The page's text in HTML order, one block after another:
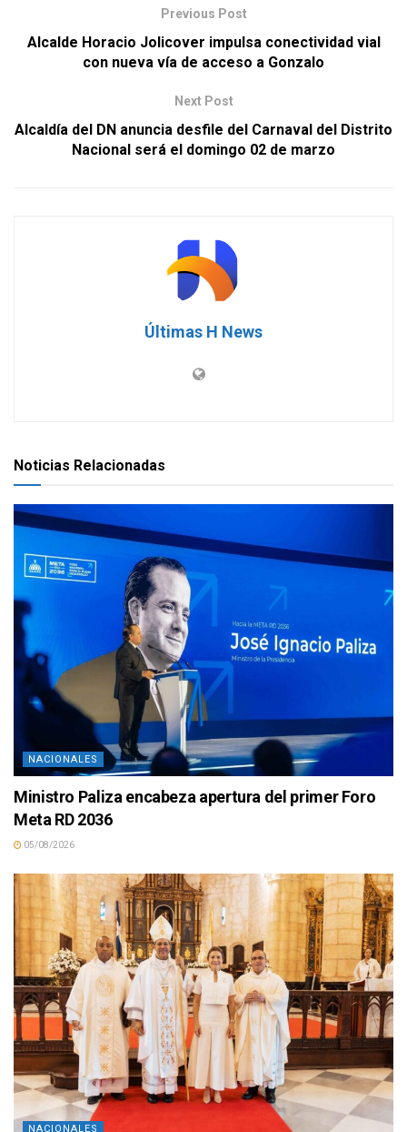
Previous Post
Alcalde Horacio Jolicover impulsa conectividad vial
con nueva vía de acceso a Gonzalo
Next Post
Alcaldía del DN anuncia desfile del Carnaval del Distrito
Nacional será el domingo 02 de marzo
Últimas H News
Noticias Relacionadas
NACIONALES
Ministro Paliza encabeza apertura del primer Foro
Meta RD 2036
05/08/2026
NACIONALES